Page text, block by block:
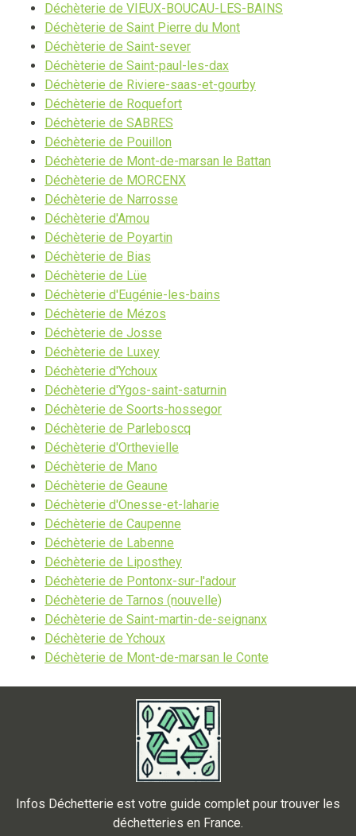
Déchèterie de VIEUX-BOUCAU-LES-BAINS
Déchèterie de Saint Pierre du Mont
Déchèterie de Saint-sever
Déchèterie de Saint-paul-les-dax
Déchèterie de Riviere-saas-et-gourby
Déchèterie de Roquefort
Déchèterie de SABRES
Déchèterie de Pouillon
Déchèterie de Mont-de-marsan le Battan
Déchèterie de MORCENX
Déchèterie de Narrosse
Déchèterie d'Amou
Déchèterie de Poyartin
Déchèterie de Bias
Déchèterie de Lüe
Déchèterie d'Eugénie-les-bains
Déchèterie de Mézos
Déchèterie de Josse
Déchèterie de Luxey
Déchèterie d'Ychoux
Déchèterie d'Ygos-saint-saturnin
Déchèterie de Soorts-hossegor
Déchèterie de Parleboscq
Déchèterie d'Orthevielle
Déchèterie de Mano
Déchèterie de Geaune
Déchèterie d'Onesse-et-laharie
Déchèterie de Caupenne
Déchèterie de Labenne
Déchèterie de Liposthey
Déchèterie de Pontonx-sur-l'adour
Déchèterie de Tarnos (nouvelle)
Déchèterie de Saint-martin-de-seignanx
Déchèterie de Ychoux
Déchèterie de Mont-de-marsan le Conte
Infos Déchetterie est votre guide complet pour trouver les
déchetteries en France.